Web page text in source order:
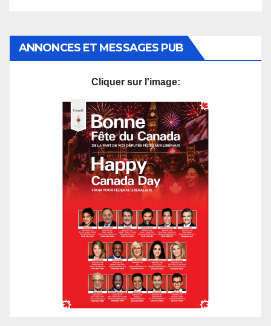
ANNONCES ET MESSAGES PUB
Cliquer sur l'image: